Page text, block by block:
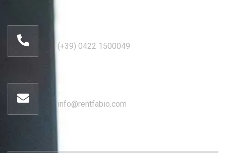
(+39) 0422 1500049
info@rentfabio.com